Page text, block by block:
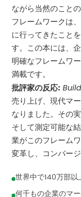
ながら当然のこと
フレームワークは
に行ってきたこと
す。この本には、
明確なフレームワ
満載です。
批評家の反応:
売り上げ、現代マ
なりました。その
そして測定可能な
業がこのフレーム
変革し、コンバー
世界中で140万部以
何千もの企業のマ